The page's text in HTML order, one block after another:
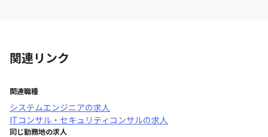
関連リンク
関連職種
システムエンジニアの求人
ITコンサル・セキュリティコンサルの求人
同じ勤務地の求人